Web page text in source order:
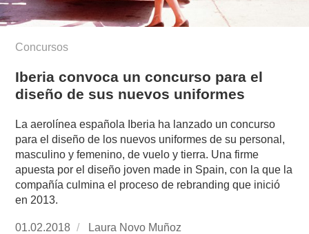
Concursos
Iberia convoca un concurso para el
diseño de sus nuevos uniformes
La aerolínea española Iberia ha lanzado un concurso
para el diseño de los nuevos uniformes de su personal,
masculino y femenino, de vuelo y tierra. Una firme
apuesta por el diseño joven made in Spain, con la que la
compañía culmina el proceso de rebranding que inició
en 2013.
Publicado
01.02.2018
https://www.experimenta.es/author/laura-
Laura Novo Muñoz